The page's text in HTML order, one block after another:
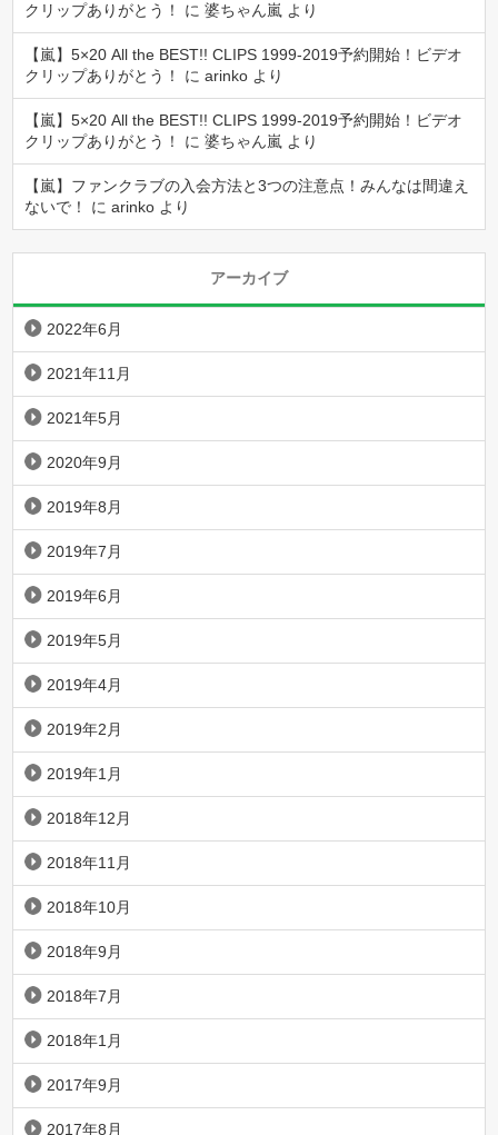
クリップありがとう！
に婆ちゃん嵐 より
【嵐】5×20 All the BEST!! CLIPS 1999-2019予約開始！ビデオ
クリップありがとう！
にarinko より
【嵐】5×20 All the BEST!! CLIPS 1999-2019予約開始！ビデオ
クリップありがとう！
に婆ちゃん嵐 より
【嵐】ファンクラブの入会方法と3つの注意点！みんなは間違え
ないで！
にarinko より
アーカイブ
2022年6月
2021年11月
2021年5月
2020年9月
2019年8月
2019年7月
2019年6月
2019年5月
2019年4月
2019年2月
2019年1月
2018年12月
2018年11月
2018年10月
2018年9月
2018年7月
2018年1月
2017年9月
2017年8月